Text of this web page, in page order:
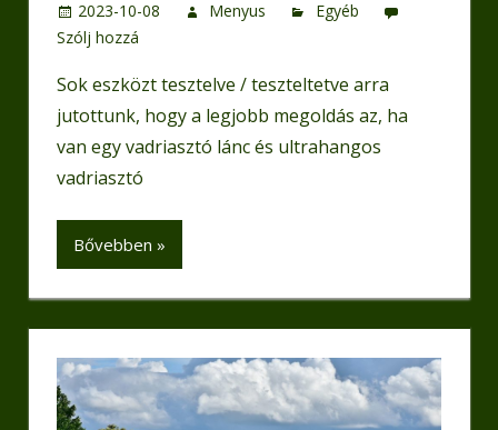
2023-10-08 Menyus
Egyéb
Szólj hozzá
Sok eszközt tesztelve / teszteltetve arra
jutottunk, hogy a legjobb megoldás az, ha
van egy vadriasztó lánc és ultrahangos
vadriasztó
Bővebben »